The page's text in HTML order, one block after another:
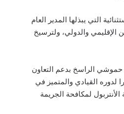
التي يبذلها المدير العام
الإقليمي والدولي، ولترسيخ
حموشي الراسخ بدعم التعاون
لدوره القيادي والمتميز في
لمكافحة الجريمة